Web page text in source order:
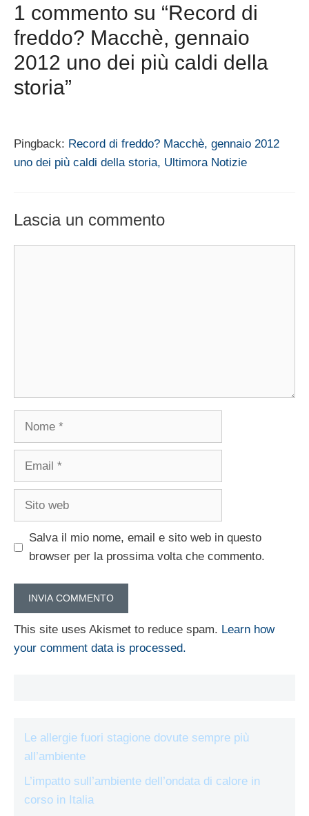
1 commento su “Record di
freddo? Macchè, gennaio
2012 uno dei più caldi della
storia”
Pingback: Record di freddo? Macchè, gennaio 2012
uno dei più caldi della storia, Ultimora Notizie
Lascia un commento
Nome
Email
Sito
Salva il mio nome, email e sito web in questo
browser per la prossima volta che commento.
This site uses Akismet to reduce spam. Learn how
your comment data is processed.
Le allergie fuori stagione dovute sempre più
all’ambiente
L’impatto sull’ambiente dell’ondata di calore in
corso in Italia